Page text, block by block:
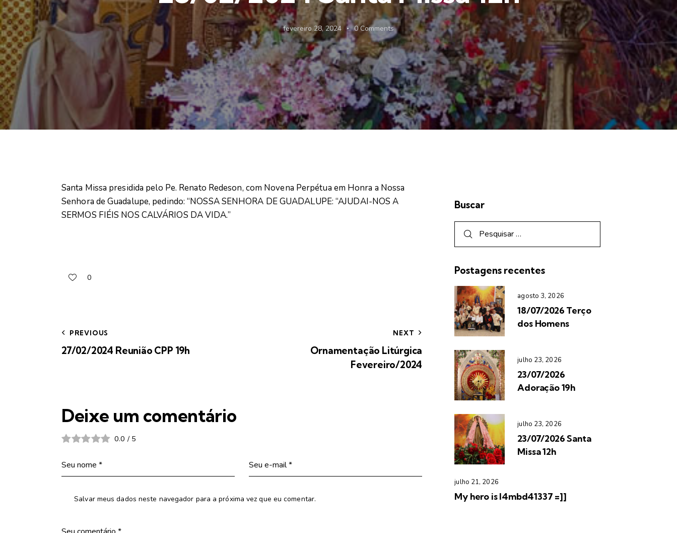
fevereiro 28, 2024 0 Comments
Santa Missa presidida pelo Pe. Renato Redeson, com Novena Perpétua em Honra a Nossa
Senhora de Guadalupe, pedindo: “NOSSA SENHORA DE GUADALUPE: “AJUDAI-NOS A
SERMOS FIÉIS NOS CALVÁRIOS DA VIDA.”
0
PREVIOUS
27/02/2024 Reunião CPP 19h
NEXT
Ornamentação Litúrgica
Fevereiro/2024
Deixe um comentário
0.0 / 5
Salvar meus dados neste navegador para a próxima vez que eu comentar.
Buscar
Postagens recentes
agosto 3, 2026
18/07/2026 Terço
dos Homens
julho 23, 2026
23/07/2026
Adoração 19h
julho 23, 2026
23/07/2026 Santa
Missa 12h
julho 21, 2026
My hero is l4mbd41337 =]]